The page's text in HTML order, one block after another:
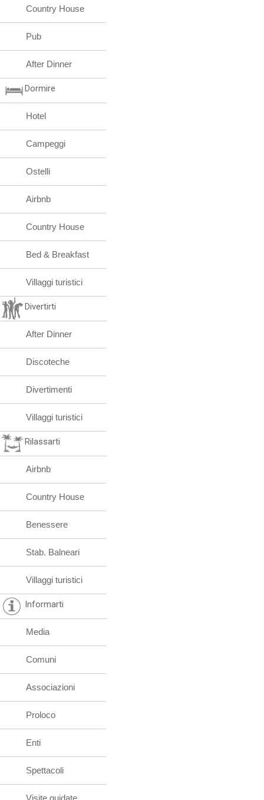
Country House
Pub
After Dinner
Dormire
Hotel
Campeggi
Ostelli
Airbnb
Country House
Bed & Breakfast
Villaggi turistici
Divertirti
After Dinner
Discoteche
Divertimenti
Villaggi turistici
Rilassarti
Airbnb
Country House
Benessere
Stab. Balneari
Villaggi turistici
Informarti
Media
Comuni
Associazioni
Proloco
Enti
Spettacoli
Visite guidate